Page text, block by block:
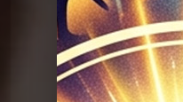
Question Graal